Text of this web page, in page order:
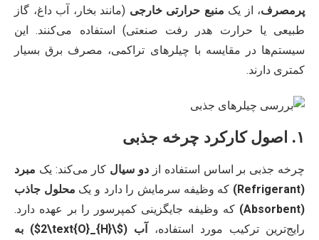
پرمصرف، از یک منبع حرارتی خارجی (مانند بخار، آب داغ، گاز
طبیعی یا حرارت هدر رفت صنعتی) استفاده می‌کنند. این
سیستم‌ها در مقایسه با چیلرهای تراکمی، مصرف برق بسیار
کمتری دارند.
۱. اصول کارکرد چرخه جذبی
چرخه جذبی بر اساس استفاده از دو سیال کار می‌کند: یک مبرد
(Refrigerant)
که وظیفه سرمایش را دارد و یک محلول جاذب
(Absorbent)
که وظیفه جایگزینی کمپرسور را بر عهده دارد.
رایج‌ترین ترکیب مورد استفاده، آب ($\{H}_2\text{O}$
) به